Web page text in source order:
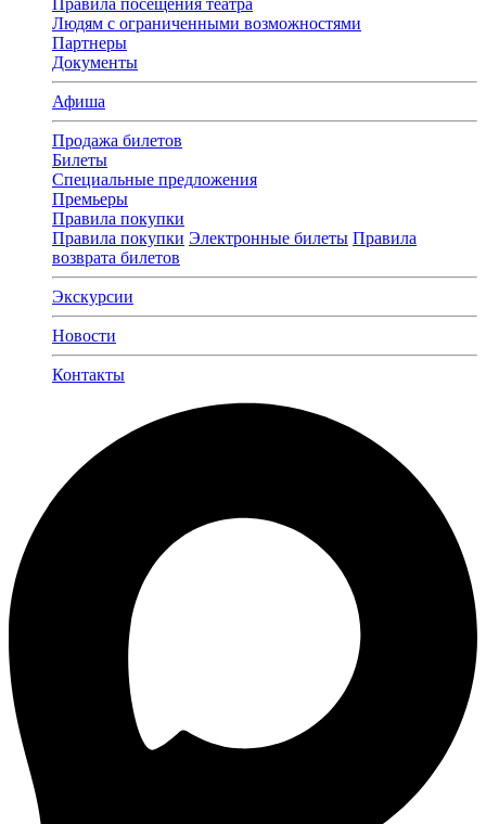
Правила посещения театра
Людям с ограниченными возможностями
Партнеры
Документы
Афиша
Продажа билетов
Билеты
Специальные предложения
Премьеры
Правила покупки
Правила покупки Электронные билеты Правила
возврата билетов
Экскурсии
Новости
Контакты